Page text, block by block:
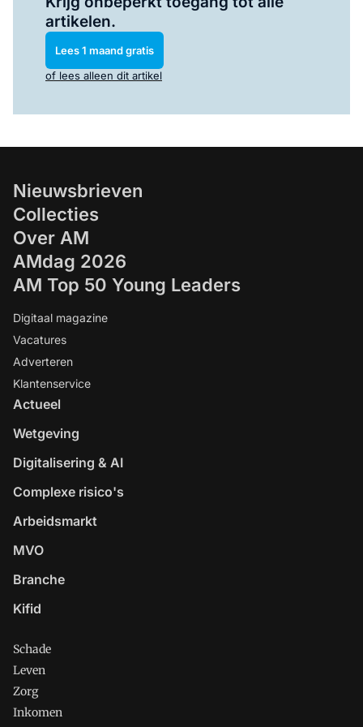
artikelen.
Lees 1 maand gratis
of lees alleen dit artikel
Nieuwsbrieven
Collecties
Over AM
AMdag 2026
AM Top 50 Young Leaders
Digitaal magazine
Vacatures
Adverteren
Klantenservice
Actueel
Wetgeving
Digitalisering & AI
Complexe risico's
Arbeidsmarkt
MVO
Branche
Kifid
Schade
Leven
Zorg
Inkomen